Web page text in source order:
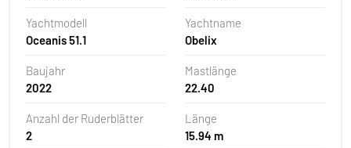
Yachtmodell
Oceanis 51.1
Yachtname
Obelix
Baujahr
2022
Mastlänge
22.40
Anzahl der Ruderblätter
2
Länge
15.94 m